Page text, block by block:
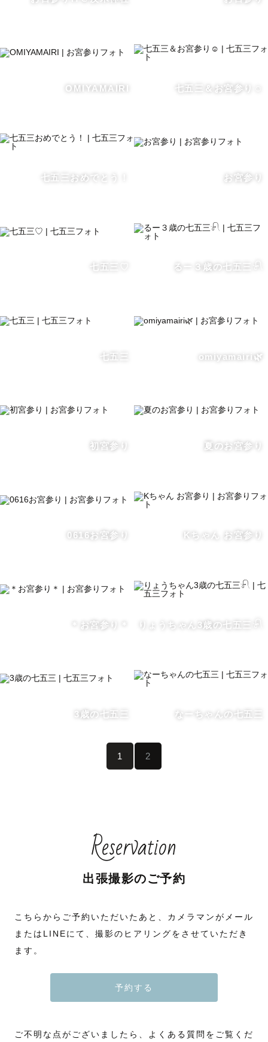
OMIYAMAIRI 七五三＆お宮参り☺️
七五三おめでとう！ お宮参り
七五三♡ るー３歳の七五三𓍯
七五三 omiyamairi🌿
初宮参り 夏のお宮参り
0616お宮参り Kちゃん お宮参り
＊お宮参り＊ りょうちゃん3歳の七五三𓍯
3歳の七五三 なーちゃんの七五三
1 2
Reservation
出張撮影のご予約
こちらからご予約いただいたあと、カメラマンがメール
またはLINEにて、撮影のヒアリングをさせていただき
ます。
予約する
ご不明な点がございましたら、よくある質問をご覧くだ